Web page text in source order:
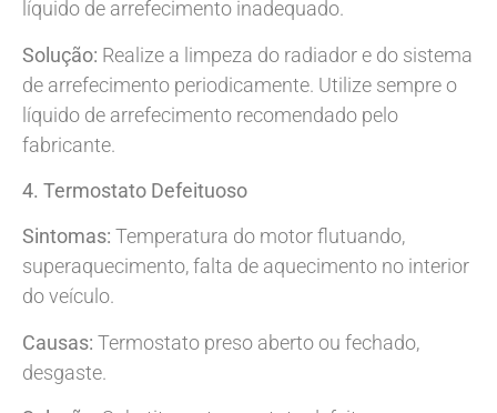
líquido de arrefecimento inadequado.
Solução: Realize a limpeza do radiador e do sistema
de arrefecimento periodicamente. Utilize sempre o
líquido de arrefecimento recomendado pelo
fabricante.
4. Termostato Defeituoso
Sintomas: Temperatura do motor flutuando,
superaquecimento, falta de aquecimento no interior
do veículo.
Causas: Termostato preso aberto ou fechado,
desgaste.